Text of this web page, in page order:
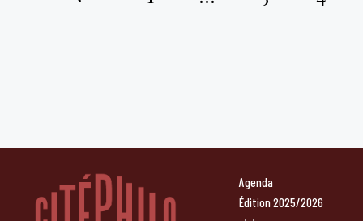
Agenda
Édition 2025/2026